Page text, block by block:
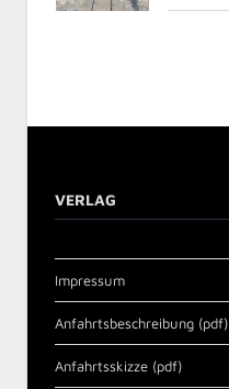
VERLAG
Impressum
Anfahrtsbeschreibung (pdf)
Anfahrtsskizze (pdf)